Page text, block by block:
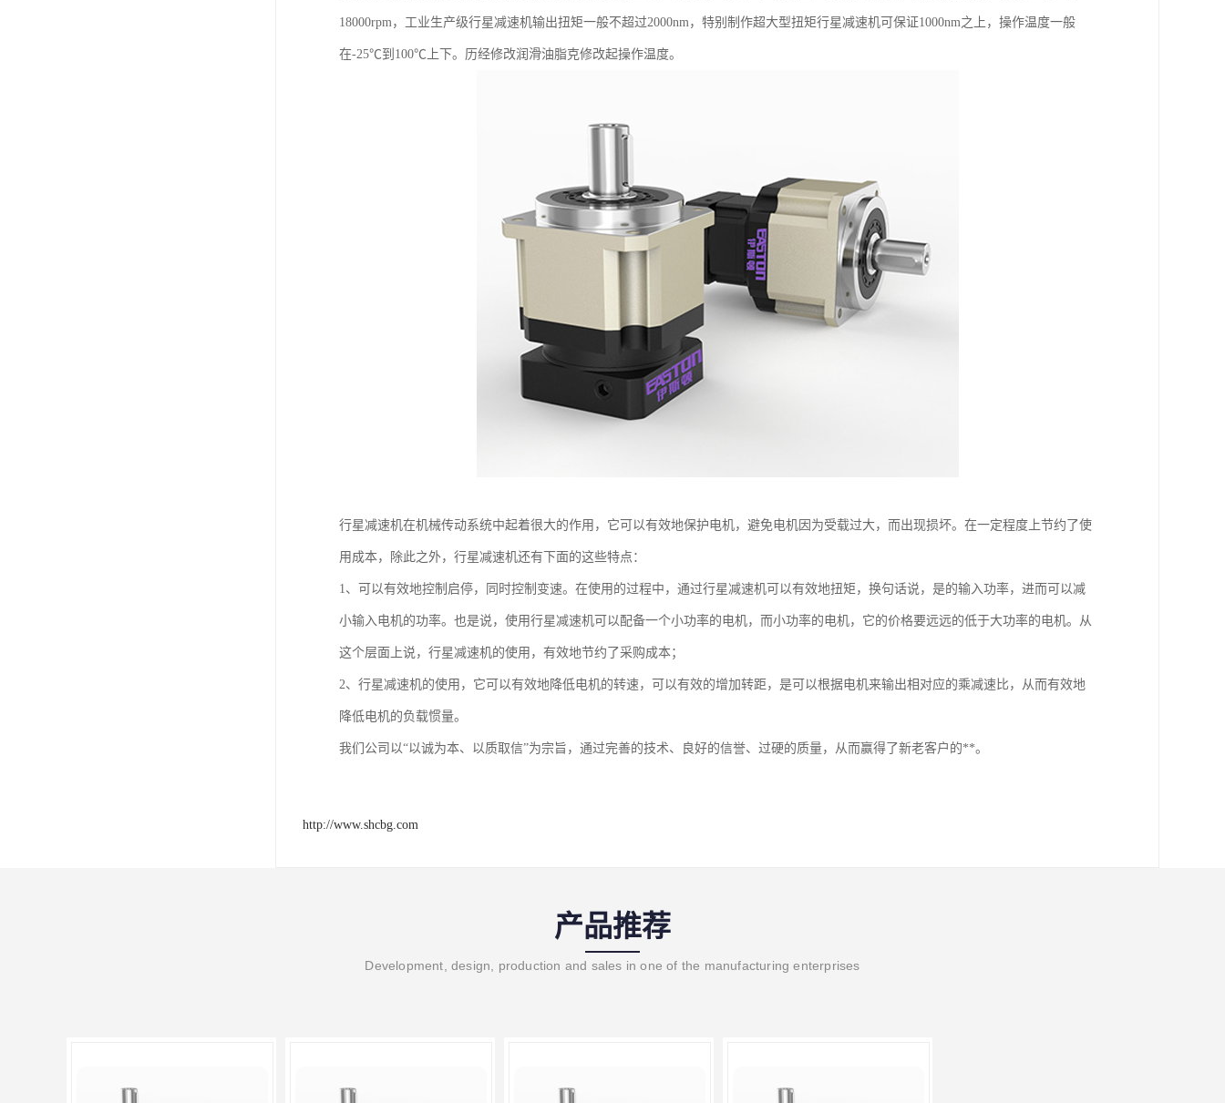
18000rpm，工业生产级行星减速机输出扭矩一般不超过2000nm，特别制作超大型扭矩行星减速机可保证1000nm之上，操作温度一般
在-25℃到100℃上下。历经修改润滑油脂克修改起操作温度。
行星减速机在机械传动系统中起着很大的作用，它可以有效地保护电机，避免电机因为受载过大，而出现损坏。在一定程度上节约了使
用成本，除此之外，行星减速机还有下面的这些特点：
1、可以有效地控制启停，同时控制变速。在使用的过程中，通过行星减速机可以有效地扭矩，换句话说，是的输入功率，进而可以减
小输入电机的功率。也是说，使用行星减速机可以配备一个小功率的电机，而小功率的电机，它的价格要远远的低于大功率的电机。从
这个层面上说，行星减速机的使用，有效地节约了采购成本；
2、行星减速机的使用，它可以有效地降低电机的转速，可以有效的增加转距，是可以根据电机来输出相对应的乘减速比，从而有效地
降低电机的负载惯量。
我们公司以“以诚为本、以质取信”为宗旨，通过完善的技术、良好的信誉、过硬的质量，从而赢得了新老客户的**。
http://www.shcbg.com
产品推荐
Development, design, production and sales in one of the manufacturing enterprises